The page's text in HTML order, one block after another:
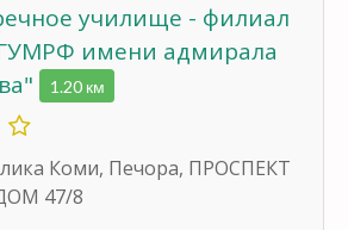
училище - филиал
имени адмирала
1.20 км
Коми, Печора, ПРОСПЕКТ
47/8